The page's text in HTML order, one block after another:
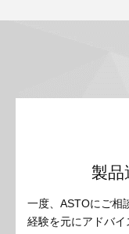
製
一度、ASTOにご相
経験を元にアドバイ